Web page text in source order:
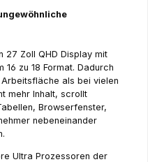
27 Zoll QHD Display mit
zu 18 Format. Dadurch
als bei vielen
mehr Inhalt, scrollt
Browserfenster,
nebeneinander
Ultra Prozessoren der